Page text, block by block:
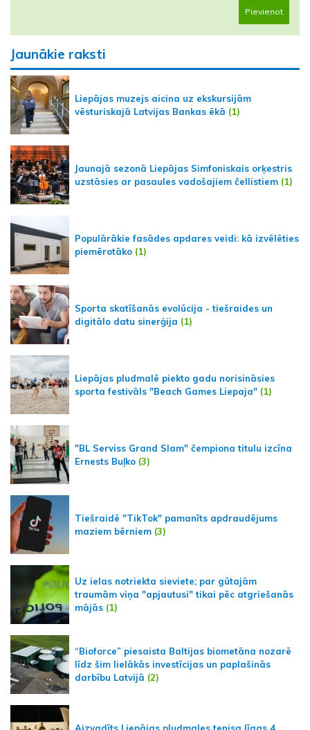
Pievienot
Jaunākie raksti
Liepājas muzejs aicina uz ekskursijām
vēsturiskajā Latvijas Bankas ēkā (1)
Jaunajā sezonā Liepājas Simfoniskais orķestris
uzstāsies ar pasaules vadošajiem čellistiem (1)
Populārākie fasādes apdares veidi: kā izvēlēties
piemērotāko (1)
Sporta skatīšanās evolūcija - tiešraides un
digitālo datu sinerģija (1)
Liepājas pludmalē piekto gadu norisināsies
sporta festivāls "Beach Games Liepaja" (1)
"BL Serviss Grand Slam" čempiona titulu izcīna
Ernests Buļko (3)
Tiešraidē "TikTok" pamanīts apdraudējums
maziem bērniem (3)
Uz ielas notriekta sieviete; par gūtajām
traumām viņa "apjautusi" tikai pēc atgriešanās
mājās (1)
“Bioforce” piesaista Baltijas biometāna nozarē
līdz šim lielākās investīcijas un paplašinās
darbību Latvijā (2)
Aizvadīts Liepājas pludmales tenisa līgas 4.